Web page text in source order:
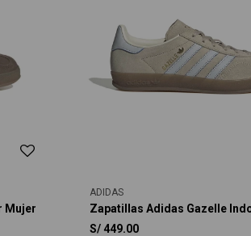
Mujer
ADIDAS
Zapatillas Adidas Gazelle
S/ 449.00